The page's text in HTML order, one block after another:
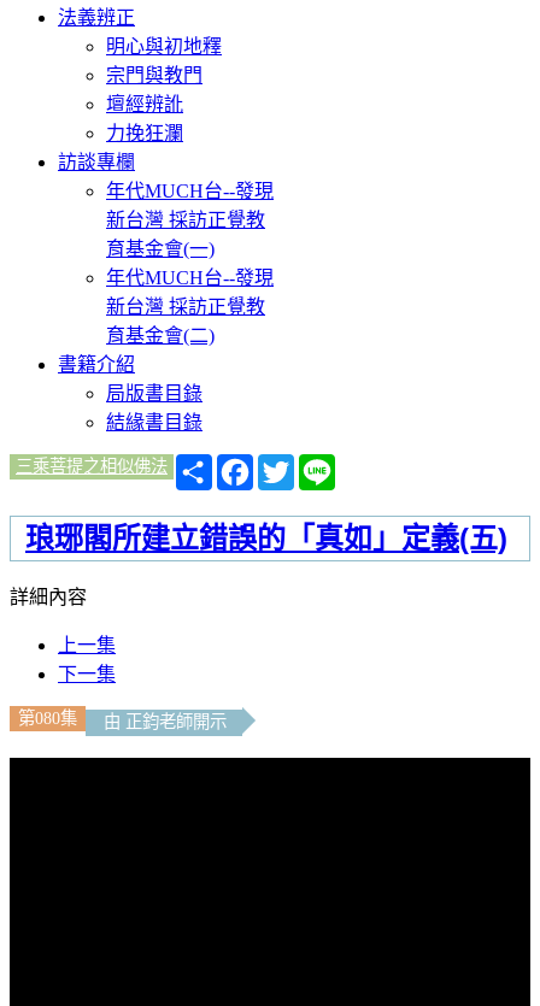
法義辨正
明心與初地釋
宗門與教門
壇經辨訛
力挽狂瀾
訪談專欄
年代MUCH台--發現
新台灣 採訪正覺教
育基金會(一)
年代MUCH台--發現
新台灣 採訪正覺教
育基金會(二)
書籍介紹
局版書目錄
結緣書目錄
三乘菩提之相似佛法
分
享
Facebook
Twitter
琅琊閣所建立錯誤的「真如」定義(五)
詳細內容
上一集
下一集
第080集 由 正鈞老師開示